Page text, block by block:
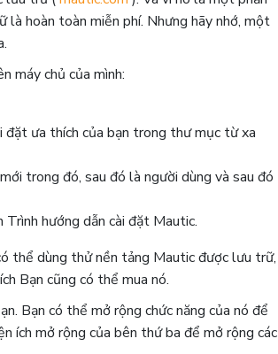
hoàn toàn miễn phí. Nhưng hãy nhớ, một
máy chủ của mình:
ưa thích của bạn trong thư mục từ xa
trong đó, sau đó là người dùng và sau đó
hướng dẫn cài đặt Mautic.
thể dùng thử nền tảng Mautic ​​được lưu trữ,
Bạn cũng có thể mua nó.
Bạn có thể mở rộng chức năng của nó để
ích mở rộng của bên thứ ba để mở rộng các